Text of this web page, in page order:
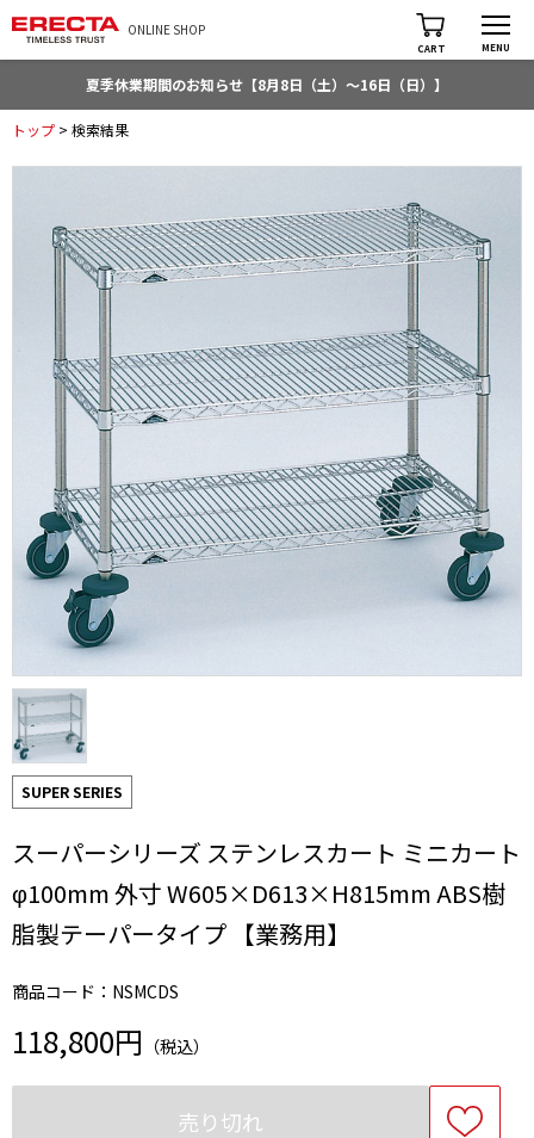
ONLINE SHOP
CART MENU
夏季休業期間のお知らせ【8月8日（土）～16日（日）】
トップ > 検索結果
SUPER SERIES
スーパーシリーズ ステンレスカート ミニカート
φ100mm 外寸 W605×D613×H815mm ABS樹
脂製テーパータイプ 【業務用】
商品コード：NSMCDS
118,800円 （税込）
売り切れ